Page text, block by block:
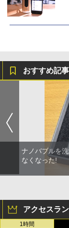
おすすめ記事
ナノバブルを
なくなった!
アクセスラ
1時間